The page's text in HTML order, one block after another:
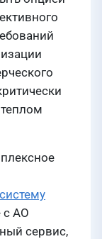
с АО
сервис,